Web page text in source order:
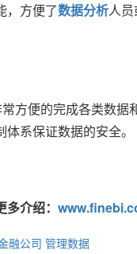
，方便了数据分析人
方便的完成各类数据
系保证数据的安全。
介绍：
融公司 管理数据